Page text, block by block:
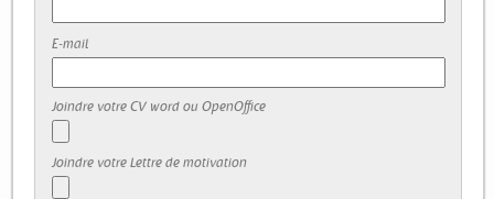
E-mail
Joindre votre CV word ou OpenOffice
Joindre votre Lettre de motivation